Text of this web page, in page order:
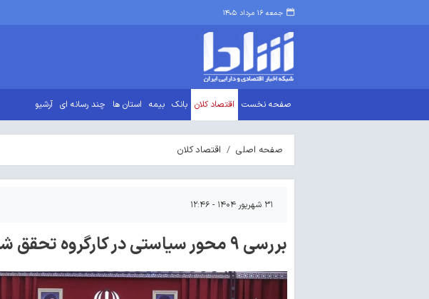
جمعه ۱۶ مرداد ۱۴۰۵
صفحه نخست اقتصاد کلان بانک بیمه استان ها چند رسانه ای آرشیو
صفحه اصلی اقتصاد کلان
۳۱ شهریور ۱۴۰۴ - ۱۲:۴۶
بررسی ۹ محور سیاستی در کارگروه تحقق شعار سال ۱۴۰۴